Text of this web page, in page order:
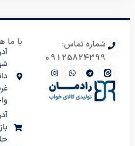
شماره تماس:
09125824399
با ما